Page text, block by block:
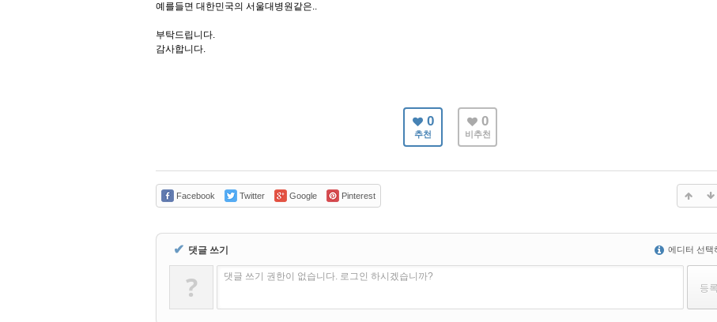
예를들면 대한민국의 서울대병원같은..
부탁드립니다.
감사합니다.
0
추천
0
비추천
Facebook Twitter Google Pinterest
✔ 댓글 쓰기 에디터 선택
? 댓글 쓰기 권한이 없습니다. 로그인 하시겠습니까?